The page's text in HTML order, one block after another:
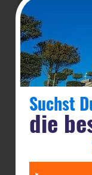
Suchst
die